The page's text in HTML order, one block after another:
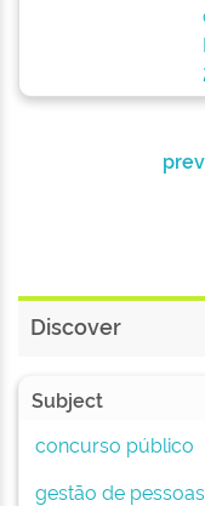
Discover
Subject
concurso público
gestão de pessoas